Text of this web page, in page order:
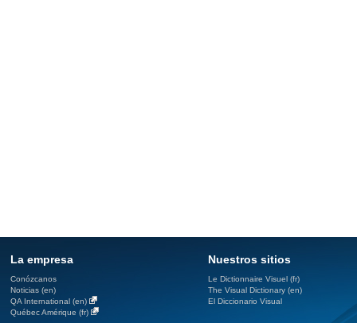
La empresa
Conózcanos
Noticias (en)
QA International (en)
Québec Amérique (fr)
Nuestros sitios
Le Dictionnaire Visuel (fr)
The Visual Dictionary (en)
El Diccionario Visual